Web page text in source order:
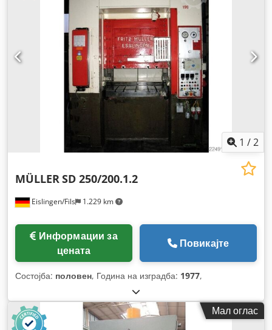
1 /2
Eislingen/Fils 1.229 km
MÜLLERSD 250/200.1.2
цената
Повикајте
Состојба: половен, Година на изградба: 1977,
Мал оглас